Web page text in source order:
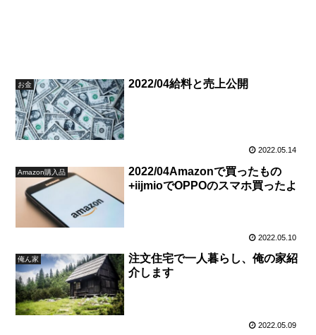
お金 2022/04給料と売上公開
2022.05.14
Amazon購入品
2022/04Amazonで買ったもの
+iijmioでOPPOのスマホ買ったよ
2022.05.10
俺ん家
注文住宅で一人暮らし、俺の家紹
介します
2022.05.09